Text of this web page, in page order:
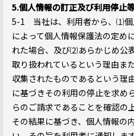
5.個人情報の訂正及び利用停止
5-1 当社は、利用者から、⑴個
によって個人情報保護法の定め
れた場合、及び⑵あらかじめ公
取り扱われているという理由ま
収集されたものであるという理
に基づきその利用の停止を求め
らのご請求であることを確認の
その結果に基づき、個人情報の